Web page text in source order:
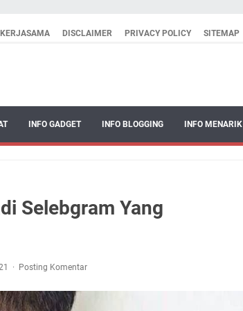
DISCLAIMER PRIVACY POLICY SITEMAP
INFO GADGET INFO BLOGGING INFO MENARIK
Selebgram Yang
Posting Komentar